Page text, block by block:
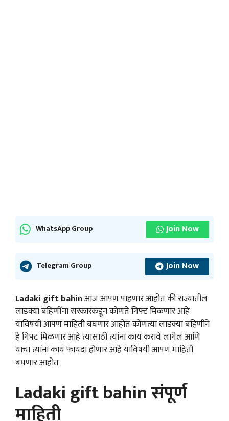
WhatsApp Group Join Now
Telegram Group Join Now
Ladaki gift bahinआज आपण पाहणार आहोत की राज्यातील
लाडक्या बहिणींना सरकारकडून कोणते गिफ्ट मिळणार आहे
याविषयी आपण माहिती बघणार आहोत कोणत्या लाडक्या बहिणीने
हे गिफ्ट मिळणार आहे त्यासाठी त्यांना काय करावे लागेल आणि
याचा त्यांना काय फायदा होणार आहे याविषयी आपण माहिती
बघणार आहोत
Ladaki gift bahin संपूर्ण
माहिती